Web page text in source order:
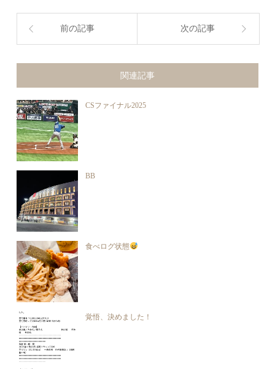
前の記事 次の記事
関連記事
CSファイナル2025
BB
食べログ状態
覚悟、決めました！